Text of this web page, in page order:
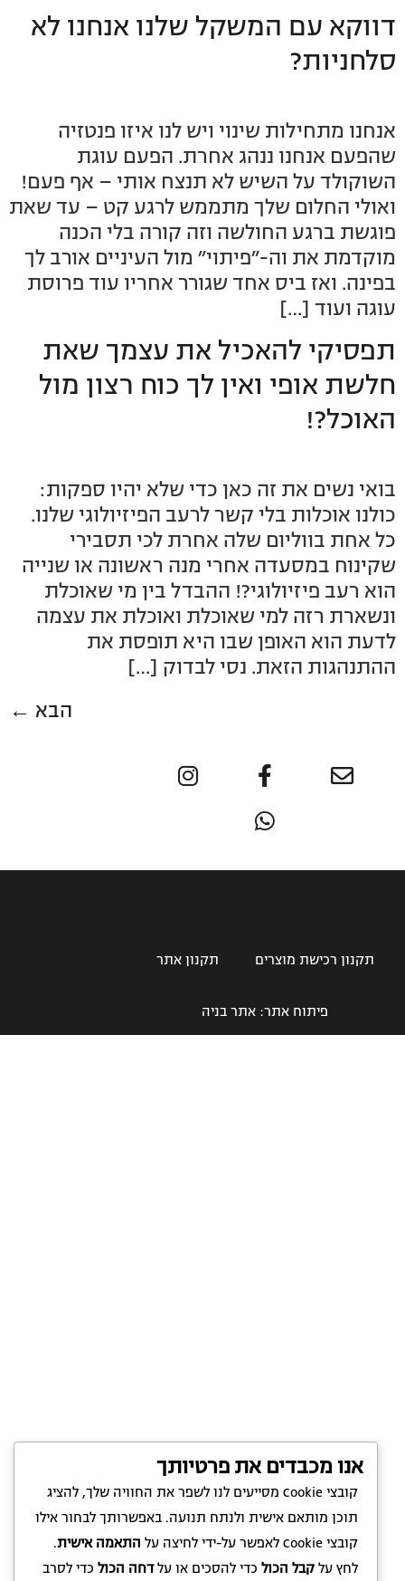
דווקא עם המשקל שלנו אנחנו לא
סלחניות?
אנחנו מתחילות שינוי ויש לנו איזו פנטזיה
שהפעם אנחנו ננהג אחרת. הפעם עוגת
השוקולד על השיש לא תנצח אותי – אף פעם!
ואולי החלום שלך מתממש לרגע קט – עד שאת
פוגשת ברגע החולשה וזה קורה בלי הכנה
מוקדמת את וה-״פיתוי״ מול העיניים אורב לך
בפינה. ואז ביס אחד שגורר אחריו עוד פרוסת
עוגה ועוד […]
תפסיקי להאכיל את עצמך שאת
חלשת אופי ואין לך כוח רצון מול
האוכל?!
בואי נשים את זה כאן כדי שלא יהיו ספקות:
כולנו אוכלות בלי קשר לרעב הפיזיולוגי שלנו.
כל אחת בווליום שלה אחרת לכי תסבירי
שקינוח במסעדה אחרי מנה ראשונה או שנייה
הוא רעב פיזיולוגי?! ההבדל בין מי שאוכלת
ונשארת רזה למי שאוכלת ואוכלת את עצמה
לדעת הוא האופן שבו היא תופסת את
ההתנהגות הזאת. נסי לבדוק […]
הבא ←
תקנון רכישת מוצרים תקנון אתר
פיתוח אתר: אתר בניה
אנו מכבדים את פרטיותך
קובצי Cookie מסייעים לנו לשפר את החוויה שלך, להציג
תוכן מותאם אישית ולנתח תנועה. באפשרותך לבחור אילו
קובצי Cookie לאפשר על-ידי לחיצה על
התאמה אישית.
לחץ על קבל הכולכדי להסכים או עלדחה הכולכדי לסרב